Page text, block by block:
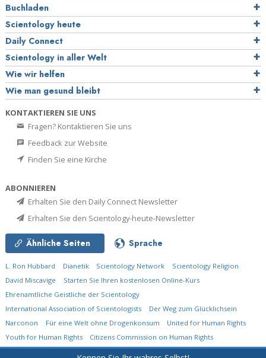
Buchladen
Scientology heute
Daily Connect
Scientology in aller Welt
Wie wir helfen
Wie man gesund bleibt
KONTAKTIEREN SIE UNS
Fragen? Kontaktieren Sie uns
Feedback zur Website
Finden Sie eine Kirche
ABONNIEREN
Erhalten Sie den Daily Connect Newsletter
Erhalten Sie den Scientology-heute-Newsletter
Ähnliche Seiten Sprache
L. Ron Hubbard Dianetik Scientology Network
Scientology Religion
David Miscavige
Starten Sie Ihren kostenlosen Online-Kurs
Ehrenamtliche Geistliche der Scientology
International Association of Scientologists
Der Weg zum Glücklichsein
Narconon
Für eine Welt ohne Drogenkonsum
United for Human Rights
Youth for Human Rights
Citizens Commission on Human Rights